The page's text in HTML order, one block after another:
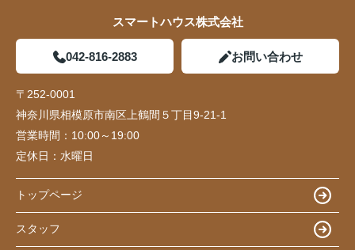
スマートハウス株式会社
042-816-2883 お問い合わせ
〒252-0001
神奈川県相模原市南区上鶴間５丁目9-21-1
営業時間： 10:00～19:00
定休日： 水曜日
トップページ
スタッフ